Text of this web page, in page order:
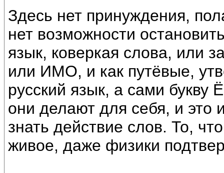
Здесь нет принуждения,
нет возможности
язык, коверкая слова, или
или ИМО, и как путёвые,
русский язык, а сами букву
они делают для себя, и
знать действие слов. То,
живое, даже физики